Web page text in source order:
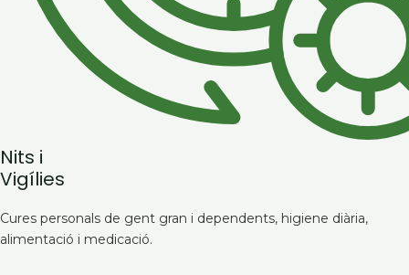
Nits i
Vigílies
Cures personals de gent gran i dependents, higiene diària,
alimentació i medicació.